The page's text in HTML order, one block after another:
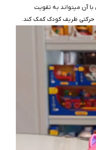
آن میتواند به تقویت
ظریف کودک کمک کند.